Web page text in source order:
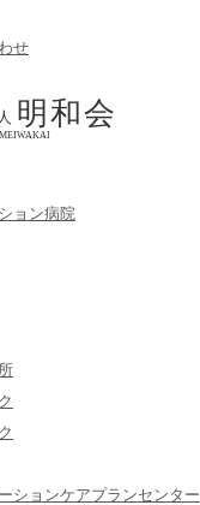
せ
ョン病院
ションケアプランセンター